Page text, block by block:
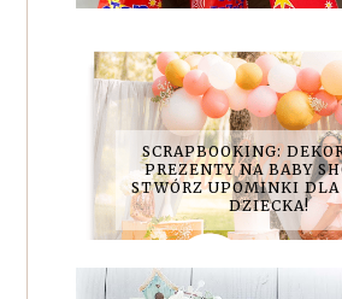
SCRAPBOOKING:
PREZENTY NA BABY
STWÓRZ UPOMINKI
DZIECKA!